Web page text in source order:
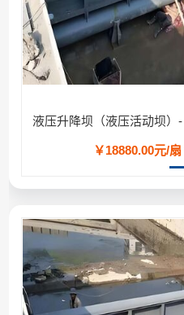
￥18880.00元/扇